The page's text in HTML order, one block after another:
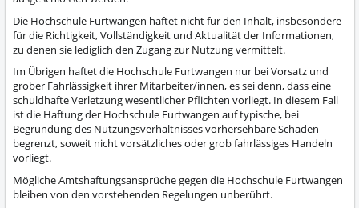
Die Hochschule Furtwangen haftet nicht für den Inhalt, insbesondere
für die Richtigkeit, Vollständigkeit und Aktualität der Informationen,
zu denen sie lediglich den Zugang zur Nutzung vermittelt.
Im Übrigen haftet die Hochschule Furtwangen nur bei Vorsatz und
grober Fahrlässigkeit ihrer Mitarbeiter/innen, es sei denn, dass eine
schuldhafte Verletzung wesentlicher Pflichten vorliegt. In diesem Fall
ist die Haftung der Hochschule Furtwangen auf typische, bei
Begründung des Nutzungsverhältnisses vorhersehbare Schäden
begrenzt, soweit nicht vorsätzliches oder grob fahrlässiges Handeln
vorliegt.
Mögliche Amtshaftungsansprüche gegen die Hochschule Furtwangen
bleiben von den vorstehenden Regelungen unberührt.